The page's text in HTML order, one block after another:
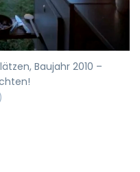
Baujahr 2010 –